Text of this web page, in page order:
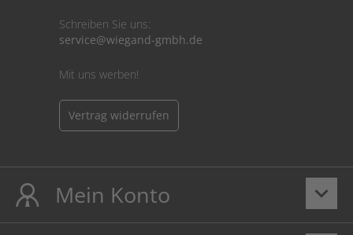
Schreiben Sie uns:
service@wiegand-gmbh.de
Mit uns werben!
Vertrag widerrufen
keyboard_arrow_down
Mein Konto